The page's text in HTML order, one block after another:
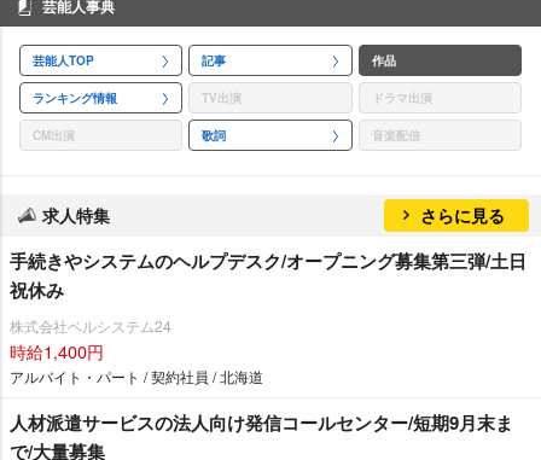
芸能人事典
芸能人TOP 記事 作品
ランキング情報 TV出演 ドラマ出演
CM出演 歌詞 音楽配信
求人特集 さらに見る
手続きやシステムのヘルプデスク/オープニング募集第三弾/土日
祝休み
株式会社ベルシステム24
時給1,400円
アルバイト・パート / 契約社員 / 北海道
人材派遣サービスの法人向け発信コールセンター/短期9月末ま
で/大量募集